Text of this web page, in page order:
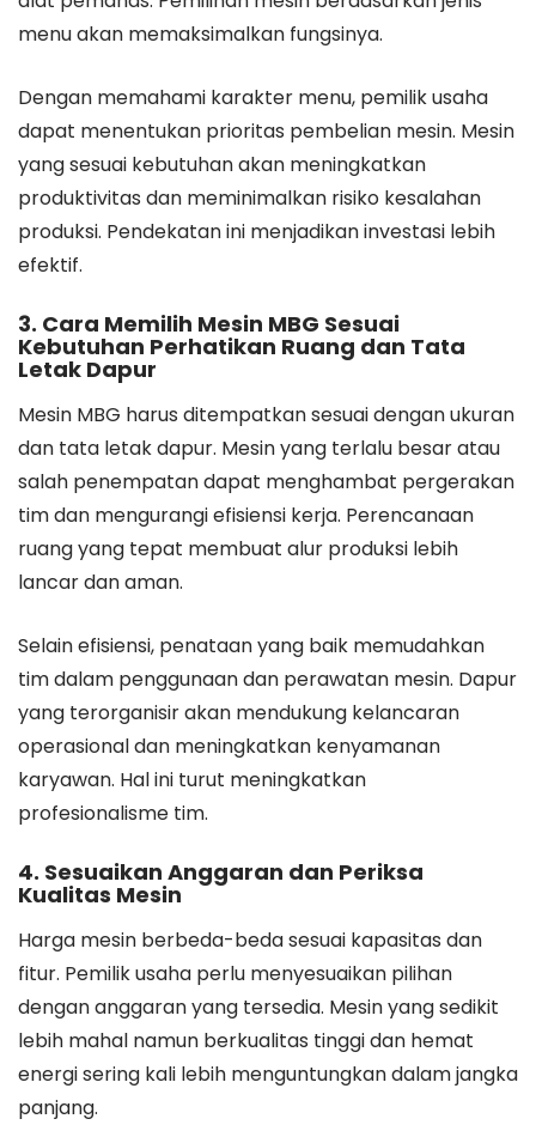
menu akan memaksimalkan fungsinya.
Dengan memahami karakter menu, pemilik usaha
dapat menentukan prioritas pembelian mesin. Mesin
yang sesuai kebutuhan akan meningkatkan
produktivitas dan meminimalkan risiko kesalahan
produksi. Pendekatan ini menjadikan investasi lebih
efektif.
3. Cara Memilih Mesin MBG Sesuai
Kebutuhan Perhatikan Ruang dan Tata
Letak Dapur
Mesin MBG harus ditempatkan sesuai dengan ukuran
dan tata letak dapur. Mesin yang terlalu besar atau
salah penempatan dapat menghambat pergerakan
tim dan mengurangi efisiensi kerja. Perencanaan
ruang yang tepat membuat alur produksi lebih
lancar dan aman.
Selain efisiensi, penataan yang baik memudahkan
tim dalam penggunaan dan perawatan mesin. Dapur
yang terorganisir akan mendukung kelancaran
operasional dan meningkatkan kenyamanan
karyawan. Hal ini turut meningkatkan
profesionalisme tim.
4. Sesuaikan Anggaran dan Periksa
Kualitas Mesin
Harga mesin berbeda-beda sesuai kapasitas dan
fitur. Pemilik usaha perlu menyesuaikan pilihan
dengan anggaran yang tersedia. Mesin yang sedikit
lebih mahal namun berkualitas tinggi dan hemat
energi sering kali lebih menguntungkan dalam jangka
panjang.